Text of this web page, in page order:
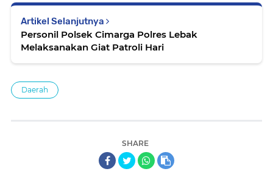
Artikel Selanjutnya
Personil Polsek Cimarga Polres Lebak
Melaksanakan Giat Patroli Hari
Daerah
SHARE